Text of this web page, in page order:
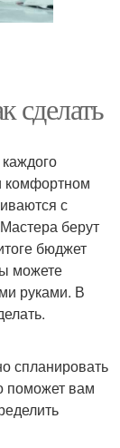
сделать
комфортном
с
берут
бюджет
можете
руками. В
спланировать
поможет вам